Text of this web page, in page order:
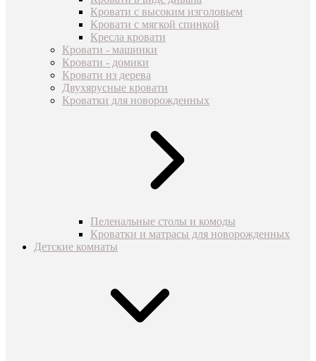
Кровати с высоким изголовьем
Кровати с мягкой спинкой
Кресла кровати
Кровати - машинки
Кровати - домики
Кровати из дерева
Двухярусные кровати
Кроватки для новорожденных
Пеленальные столы и комоды
Кроватки и матрасы для новорожденных
Детские комнаты